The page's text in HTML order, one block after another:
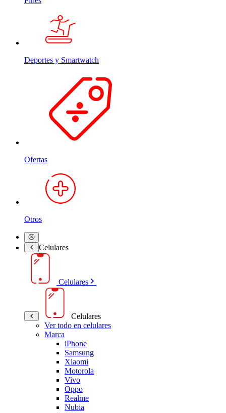
Deportes y Smartwatch
Ofertas
Otros
Celulares
Celulares
Celulares
Ver todo en celulares
Marca
iPhone
Samsung
Xiaomi
Motorola
Vivo
Oppo
Realme
Nubia